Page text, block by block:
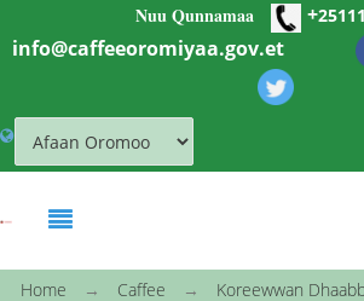
Skip to main contentNuu Qunnamaa +
info@caffeeoromiyaa.gov.et
Home → Caffee → Koreewwan